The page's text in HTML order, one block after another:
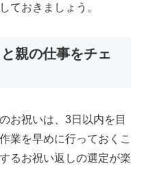
ておきましょう。
親の仕事をチェ
お祝いは、3日以内を目
業を早めに行っておくこ
るお祝い返しの選定が楽